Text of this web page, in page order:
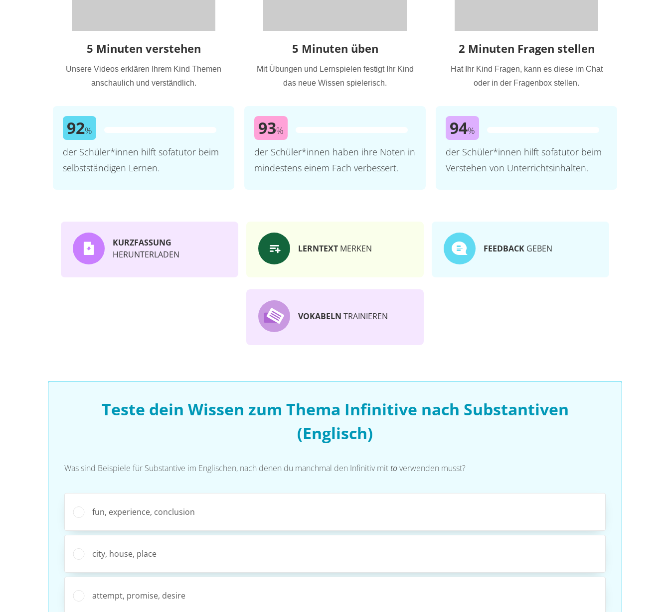
5 Minuten verstehen
Unsere Videos erklären Ihrem Kind Themen
anschaulich und verständlich.
92%
der Schüler*innen hilft sofatutor beim
selbstständigen Lernen.
5 Minuten üben
Mit Übungen und Lernspielen festigt Ihr Kind
das neue Wissen spielerisch.
93%
der Schüler*innen haben ihre Noten in
mindestens einem Fach verbessert.
2 Minuten Fragen stellen
Hat Ihr Kind Fragen, kann es diese im Chat
oder in der Fragenbox stellen.
94%
der Schüler*innen hilft sofatutor beim
Verstehen von Unterrichtsinhalten.
KURZFASSUNG
HERUNTERLADEN
LERNTEXT MERKEN FEEDBACK GEBEN
VOKABELN TRAINIEREN
Teste dein Wissen zum Thema Infinitive nach Substantiven
(Englisch)
Was sind Beispiele für Substantive im Englischen, nach denen du manchmal den Infinitiv mit toverwenden musst?
fun, experience, conclusion
city, house, place
attempt, promise, desire